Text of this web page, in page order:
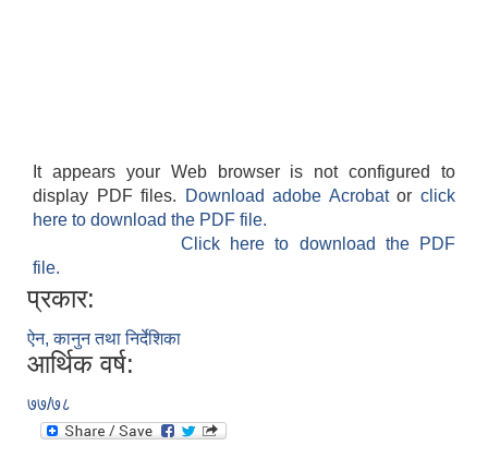
It appears your Web browser is not configured to
display PDF files.
Download adobe Acrobatorclick
here to download the PDF file.
Click here to download the PDF
file.
प्रकार:
ऐन, कानुन तथा निर्देशिका
आर्थिक वर्ष:
७७/७८